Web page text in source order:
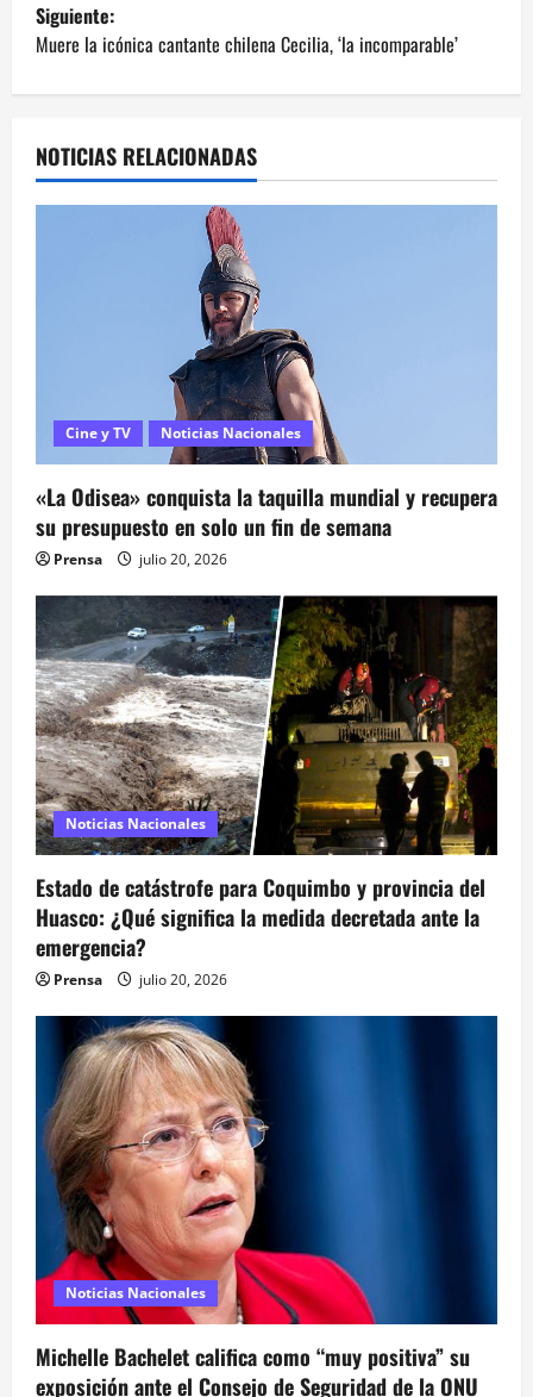
e
g
a
c
e
e
n
t
r
a
d
a
s
Siguiente:
Muere la icónica cantante chilena Cecilia, ‘la incomparable’
NOTICIAS RELACIONADAS
Cine y TV Noticias Nacionales
«La Odisea» conquista la taquilla mundial y recupera
su presupuesto en solo un fin de semana
Prensa julio 20, 2026
Noticias Nacionales
Estado de catástrofe para Coquimbo y provincia del
Huasco: ¿Qué significa la medida decretada ante la
emergencia?
Prensa julio 20, 2026
Noticias Nacionales
Michelle Bachelet califica como “muy positiva” su
exposición ante el Consejo de Seguridad de la ONU